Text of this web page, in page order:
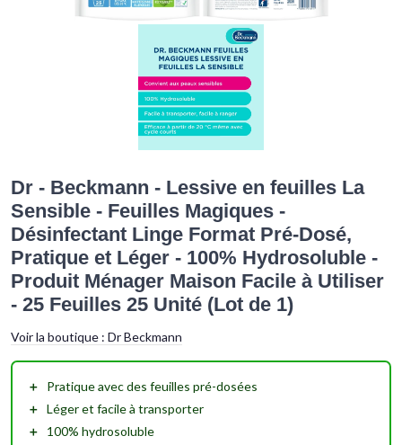
Dr - Beckmann - Lessive en feuilles La
Sensible - Feuilles Magiques -
Désinfectant Linge Format Pré-Dosé,
Pratique et Léger - 100% Hydrosoluble -
Produit Ménager Maison Facile à Utiliser
- 25 Feuilles 25 Unité (Lot de 1)
Voir la boutique : Dr Beckmann
＋ Pratiqueavec des feuilles pré-dosées
＋ Légeret facile à transporter
＋
100% hydrosoluble